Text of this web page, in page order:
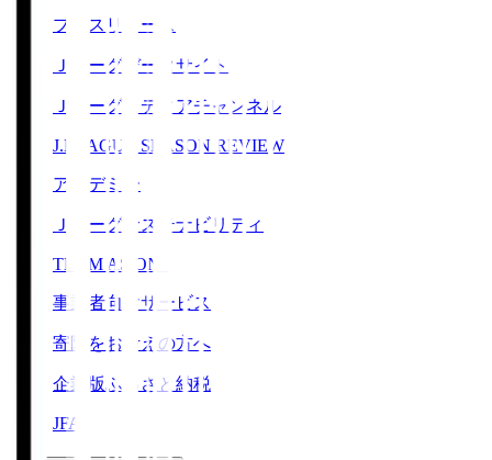
プレスリリース
Ｊリーグデータサイト
Ｊリーグメディアチャンネル
J.LEAGUE SEASON REVIEW
アカデミー
Ｊリーグサステナビリティ
TEAM AS ONE
事業者向けサービス
寄附をお考えの方へ
企業版ふるさと納税
JFA